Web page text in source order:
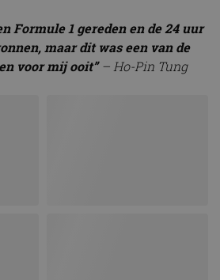
Formule 1 gereden en de 24 uur
maar dit was een van de
voor mij ooit”– Ho-Pin Tung